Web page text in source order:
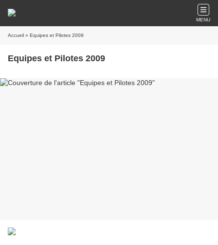
MENU
Accueil » Equipes et Pilotes 2009
Equipes et Pilotes 2009